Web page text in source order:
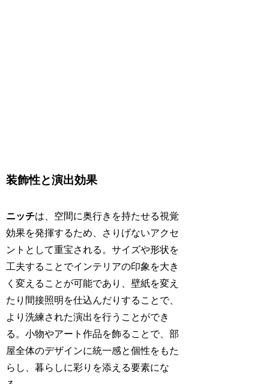
装飾性と演出効果
ニッチは、空間に奥行きを持たせる視覚
効果を発揮するため、さりげないアクセ
ントとして重宝される。サイズや形状を
工夫することでインテリアの印象を大き
く変えることが可能であり、壁紙を変え
たり間接照明を仕込んだりすることで、
より洗練された演出を行うことができ
る。小物やアート作品を飾ることで、部
屋全体のデザインに統一感と個性をもた
らし、暮らしに彩りを添える要素にな